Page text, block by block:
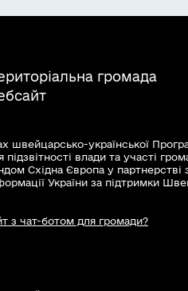
громада
швейцарсько-української
підзвітності влади та участі
Східна Європа у партнерстві
України за підтримки
з чат-ботом для громади?